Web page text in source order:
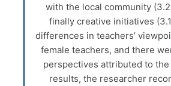
with the local community
finally creative initiatives
differences in teachers’
female teachers, and there
perspectives attributed to
results, the researcher